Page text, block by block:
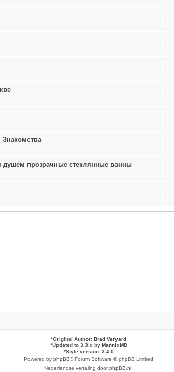
Знакомства
прозрачные стеклянные ванны
*Original Author: Brad Veryard
*Updated to 3.3.x by MannixMD
*Style version: 3.4.0
Powered by phpBB® Forum Software © phpBB Limited
Nederlandse vertaling doorphpBB.nl